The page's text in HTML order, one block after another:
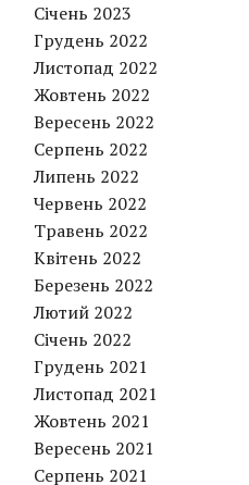
Січень 2023
Грудень 2022
Листопад 2022
Жовтень 2022
Вересень 2022
Серпень 2022
Липень 2022
Червень 2022
Травень 2022
Квітень 2022
Березень 2022
Лютий 2022
Січень 2022
Грудень 2021
Листопад 2021
Жовтень 2021
Вересень 2021
Серпень 2021